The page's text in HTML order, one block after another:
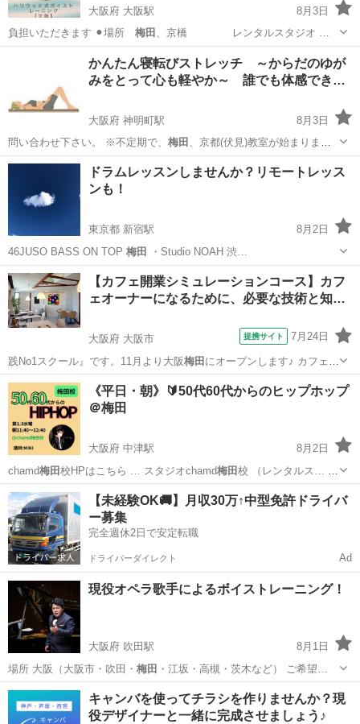
大阪府 大阪駅
8月3日
負担いただきます ⚫︎場所 梅田 、京橋 レンタルスタジオ …
大阪駅 ボーカル ボイストレーニング
かんたん寝転びストレッチ ～からだのゆが
みをとって心も軽やか～ 誰でも体感でき…
大阪府 神明町駅
8月3日
問い合わせ下さい。 ※不定期で、 梅田 、京都(伏見)教室が始まりまし
た。 …
大阪 堺市 神明町駅 その他 レッスン
ドラムレッスンしませんか？リモートレッス
ンも！
東京都 新宿駅
8月2日
46JUSO BASS ON TOP 梅田 ・Studio NOAH 渋…
東京 新宿区 ドラム
【カフェ開業シミュレーションコース】カフ
ェオーナーになるために、必要な技術と知…
大阪府 大阪市 提携サイト 7月24日
践No1スクール』です。11月より大阪梅田 にオープンします♪ カフェに
は、人をつ…
大阪 大阪市 パン
《平日・朝》🔰50代60代からのヒップホップ
＠梅田
大阪府 中津駅
8月2日
chamd梅田校HPはこちら … スタジオchamd梅田校 （レンタルス… て
は chamd梅田校 公式サイトをご…
大阪 大阪市 中津駅 ダンス 梅田
【未経験OK🚚】月収30万↑中型免許ドライバ
ー募集
完全週休2日で安定転職
ドライバーダイレクト Ad
現役オペラ歌手によるボイストレーニング！
大阪府 吹田駅
8月1日
場所 大阪（大阪市・吹田・ 梅田 ・江坂・高槻・茨木など） ご希望…
大阪 吹田市 ボーカル オペラ
キャンバを使ってチラシを作りませんか？現
役デザイナーと一緒に完成させましょう♪